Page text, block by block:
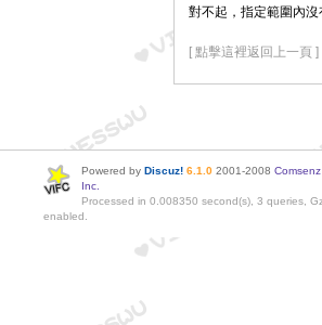
對不起，指定範圍內沒
[ 點擊這裡返回上一頁 ]
Powered by Discuz! 6.1.0 2001-2008 Comsenz
Inc.
Processed in 0.008350 second(s), 3 queries,
enabled.